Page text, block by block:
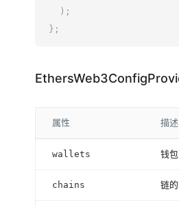
) ;
} ;
属性 描述
wallets 钱
chains 链